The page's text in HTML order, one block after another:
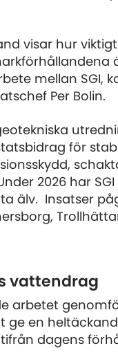
visar hur
mellan SGI,
Per Bolin.
för
2026 har
älv. Insatser
vattendrag
arbetet
ge en
dagens